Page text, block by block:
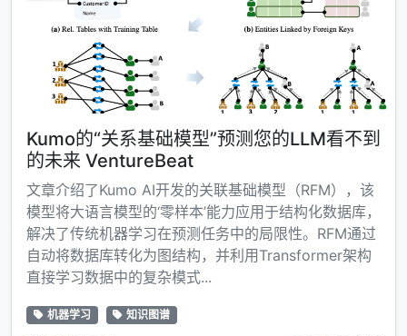
Kumo的“关系基础模型”预测您的LLM看不到
的未来 VentureBeat
文章介绍了Kumo AI开发的关联基础模型（RFM），该
模型将大语言模型的‘零样本’能力应用于结构化数据库，
解决了传统机器学习在预测任务中的局限性。RFM通过
自动将数据库转化为图结构，并利用Transformer架构
直接学习数据中的复杂模式...
机器学习 知识图谱